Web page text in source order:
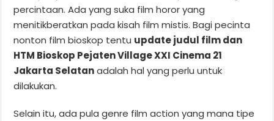
percintaan. Ada yang suka film horor yang
menitikberatkan pada kisah film mistis. Bagi pecinta
nonton film bioskop tentu update judul film dan
HTM Bioskop Pejaten Village XXI Cinema 21
Jakarta Selatanadalah hal yang perlu untuk
dilakukan.
Selain itu, ada pula genre film action yang mana tipe